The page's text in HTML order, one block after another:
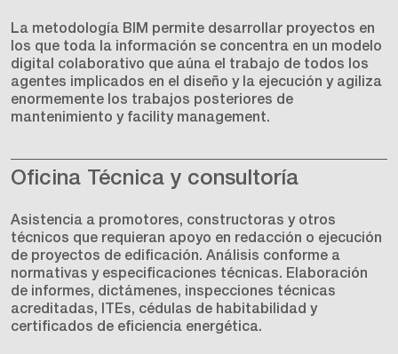
La metodología BIM permite desarrollar proyectos en
los que toda la información se concentra en un modelo
digital colaborativo que aúna el trabajo de todos los
agentes implicados en el diseño y la ejecución y agiliza
enormemente los trabajos posteriores de
mantenimiento y facility management.
Oficina Técnica y consultoría
Asistencia a promotores, constructoras y otros
técnicos que requieran apoyo en redacción o ejecución
de proyectos de edificación. Análisis conforme a
normativas y especificaciones técnicas. Elaboración
de informes, dictámenes, inspecciones técnicas
acreditadas, ITEs, cédulas de habitabilidad y
certificados de eficiencia energética.